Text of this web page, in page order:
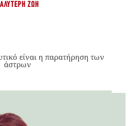
ΖΩΉ
είναι η παρατήρηση των
άστρων